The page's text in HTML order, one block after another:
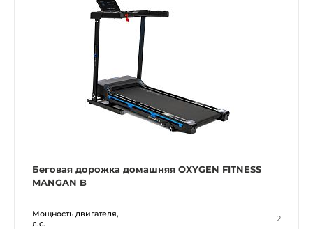
Беговая дорожка домашняя OXYGEN FITNESS
MANGAN B
Мощность двигателя,
л.с.
2